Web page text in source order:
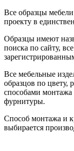
Все образцы
проекту в
Образцы имеют
поиска по сайту,
Все мебельные
образцов по цвету,
способами
фурнитуры.
Способ монтажа и
выбирается